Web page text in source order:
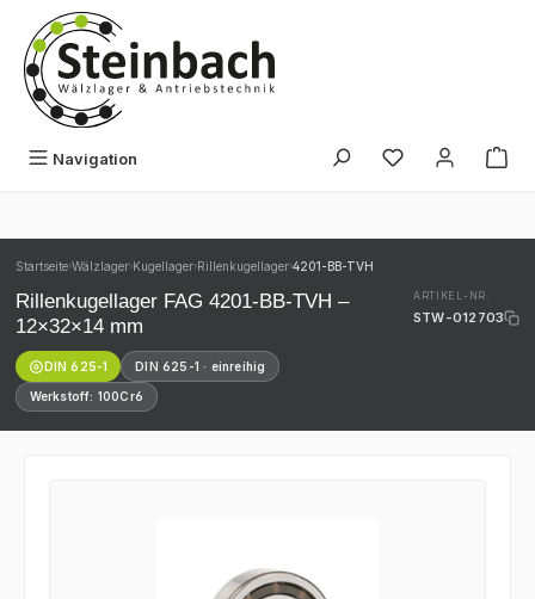
Zum Hauptinhalt springen
Navigation Du hast 0
Startseite›Wälzlager›Kugellager›Rillenkugellager›4201-BB-TVH
Rillenkugellager FAG 4201-BB-TVH –
12×32×14 mm
DIN 625-1 DIN 625-1 · einreihig
Werkstoff: 100Cr6
ARTIKEL-NR.
STW-012703